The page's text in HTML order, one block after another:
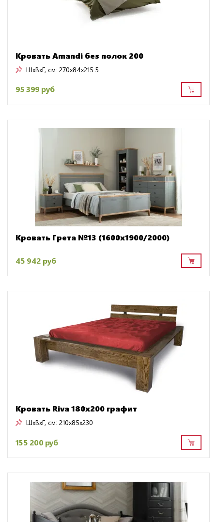
Кровать Amandi без полок 200
ШxВxГ, см: 270x84x215.5
95 399 руб
Кровать Грета №13 (1600х1900/2000)
45 942 руб
Кровать Riva 180x200 графит
ШxВxГ, см: 210x85x230
155 200 руб